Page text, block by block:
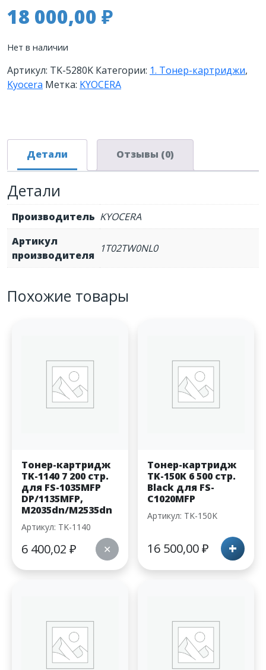
18 000,00 ₽
Нет в наличии
Артикул: TK-5280K Категории: 1. Тонер-картриджи,
Kyocera Метка: KYOCERA
Детали Отзывы (0)
Детали
Производитель KYOCERA
Артикул
производителя
1T02TW0NL0
Похожие товары
Тонер-картридж
TK-1140 7 200 стр.
для FS-1035MFP
DP/1135MFP,
M2035dn/M2535dn
Артикул: TK-1140
6 400,02 ₽ ✕
Тонер-картридж
TK-150K 6 500 стр.
Black для FS-
C1020MFP
Артикул: TK-150K
16 500,00₽ +